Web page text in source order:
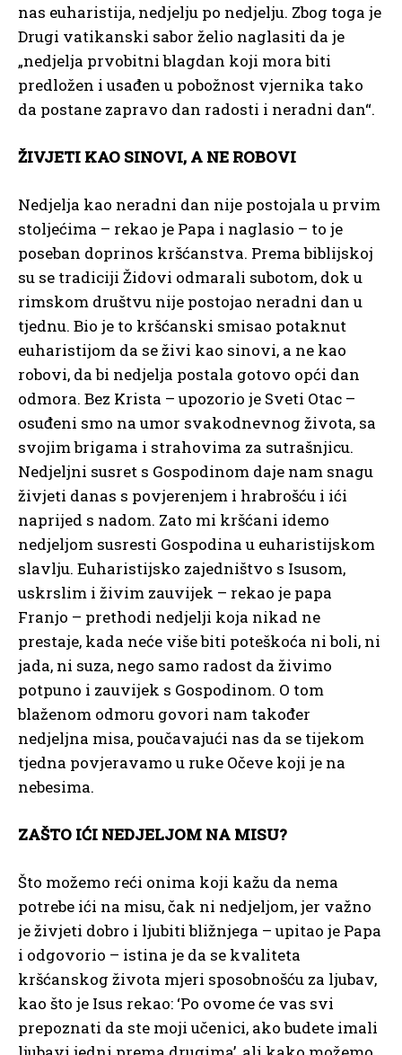
nas euharistija, nedjelju po nedjelju. Zbog toga je
Drugi vatikanski sabor želio naglasiti da je
„nedjelja prvobitni blagdan koji mora biti
predložen i usađen u pobožnost vjernika tako
da postane zapravo dan radosti i neradni dan“.
ŽIVJETI KAO SINOVI, A NE ROBOVI
Nedjelja kao neradni dan nije postojala u prvim
stoljećima – rekao je Papa i naglasio – to je
poseban doprinos kršćanstva. Prema biblijskoj
su se tradiciji Židovi odmarali subotom, dok u
rimskom društvu nije postojao neradni dan u
tjednu. Bio je to kršćanski smisao potaknut
euharistijom da se živi kao sinovi, a ne kao
robovi, da bi nedjelja postala gotovo opći dan
odmora. Bez Krista – upozorio je Sveti Otac –
osuđeni smo na umor svakodnevnog života, sa
svojim brigama i strahovima za sutrašnjicu.
Nedjeljni susret s Gospodinom daje nam snagu
živjeti danas s povjerenjem i hrabrošću i ići
naprijed s nadom. Zato mi kršćani idemo
nedjeljom susresti Gospodina u euharistijskom
slavlju. Euharistijsko zajedništvo s Isusom,
uskrslim i živim zauvijek – rekao je papa
Franjo – prethodi nedjelji koja nikad ne
prestaje, kada neće više biti poteškoća ni boli, ni
jada, ni suza, nego samo radost da živimo
potpuno i zauvijek s Gospodinom. O tom
blaženom odmoru govori nam također
nedjeljna misa, poučavajući nas da se tijekom
tjedna povjeravamo u ruke Očeve koji je na
nebesima.
ZAŠTO IĆI NEDJELJOM NA MISU?
Što možemo reći onima koji kažu da nema
potrebe ići na misu, čak ni nedjeljom, jer važno
je živjeti dobro i ljubiti bližnjega – upitao je Papa
i odgovorio – istina je da se kvaliteta
kršćanskog života mjeri sposobnošću za ljubav,
kao što je Isus rekao: ‘Po ovome će vas svi
prepoznati da ste moji učenici, ako budete imali